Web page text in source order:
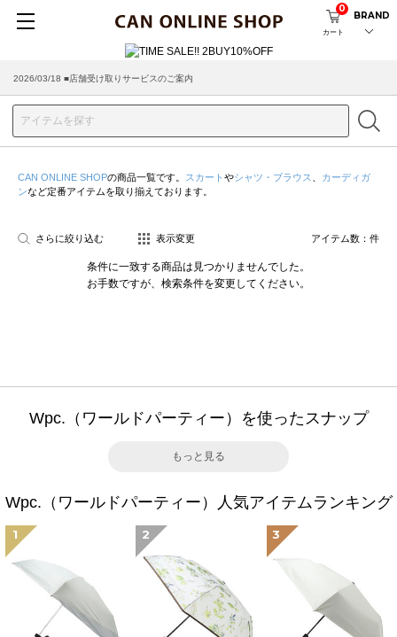
カート
0
BRAND
2026/03/18 ■店舗受け取りサービスのご案内
CAN ONLINE SHOPの商品一覧です。 スカート やシャツ・ブラウス
カーディガ
ンなど定番アイテムを取り揃えております。
さらに絞り込む 表示変更 アイテム数： 件
条件に一致する商品は見つかりませんでした。
お手数ですが、検索条件を変更してください。
Wpc.（ワールドパーティー）を使ったスナップ
もっと見る
Wpc.（ワールドパーティー）人気アイテムランキング
1 2 3